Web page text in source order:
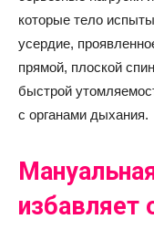
которые тело
усердие,
прямой, плоской
быстрой
с органами дыхания.
избавляет